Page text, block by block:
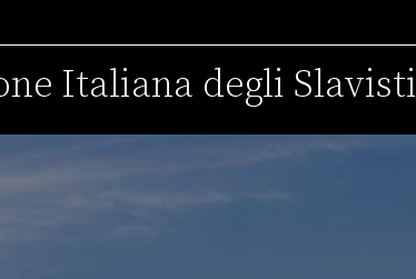
Italiana degli Slavisti